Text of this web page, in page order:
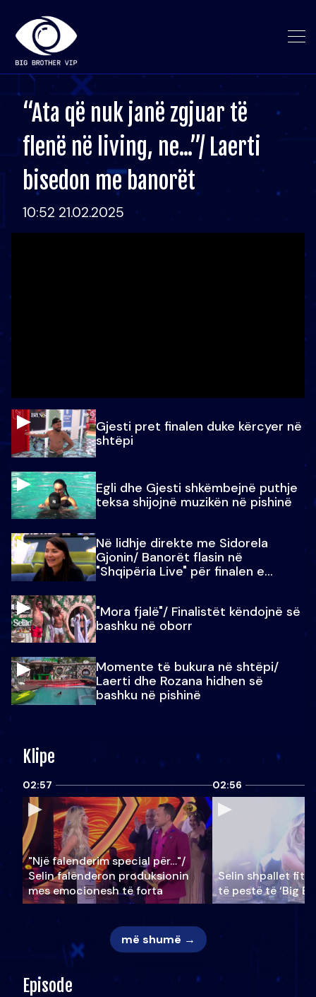
“Ata që nuk janë zgjuar të
flenë në living, ne...”/ Laerti
bisedon me banorët
10:52 21.02.2025
Gjesti pret finalen duke kërcyer në
shtëpi
Egli dhe Gjesti shkëmbejnë puthje
teksa shijojnë muzikën në pishinë
Në lidhje direkte me Sidorela
Gjonin/ Banorët flasin në
"Shqipëria Live" për finalen e
"Mora fjalë"/ Finalistët këndojnë së
bashku në oborr
Momente të bukura në shtëpi/
Laerti dhe Rozana hidhen së
bashku në pishinë
Klipe
02:57
"Një falenderim special për…"/
Selin falënderon produksionin
mes emocionesh të forta
02:56
Selin shpallet
të pestë të ‘Big
më shumë →
Episode